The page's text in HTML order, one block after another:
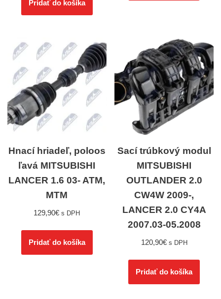
Pridať do košíka
Hnací hriadeľ, poloos
ľavá MITSUBISHI
LANCER 1.6 03- ATM,
MTM
129,90€ s DPH
Pridať do košíka
Sací trúbkový modul
MITSUBISHI
OUTLANDER 2.0
CW4W 2009-,
LANCER 2.0 CY4A
2007.03-05.2008
120,90€ s DPH
Pridať do košíka